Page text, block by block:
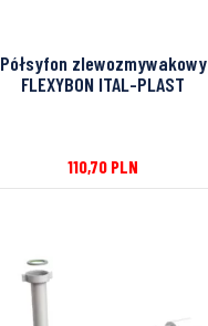
Półsyfon zlewozmywakowy
FLEXYBON ITAL-PLAST
110,70 PLN